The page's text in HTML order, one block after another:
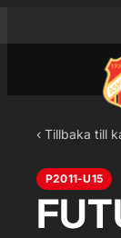
till
‹ Tillbaka till
P2011-U15